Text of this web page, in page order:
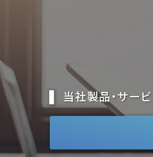
当社製品・サー